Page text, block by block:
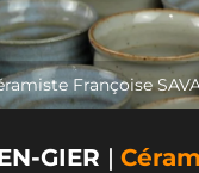
Françoise
GIER |